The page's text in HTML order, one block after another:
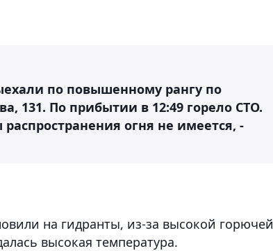
по повышенному рангу по
131. По прибытии в 12:49 горело СТО.
огня не имеется, -
на гидранты, из-за высокой горючей
высокая температура.